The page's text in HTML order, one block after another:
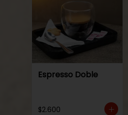
Espresso Doble
$2.600